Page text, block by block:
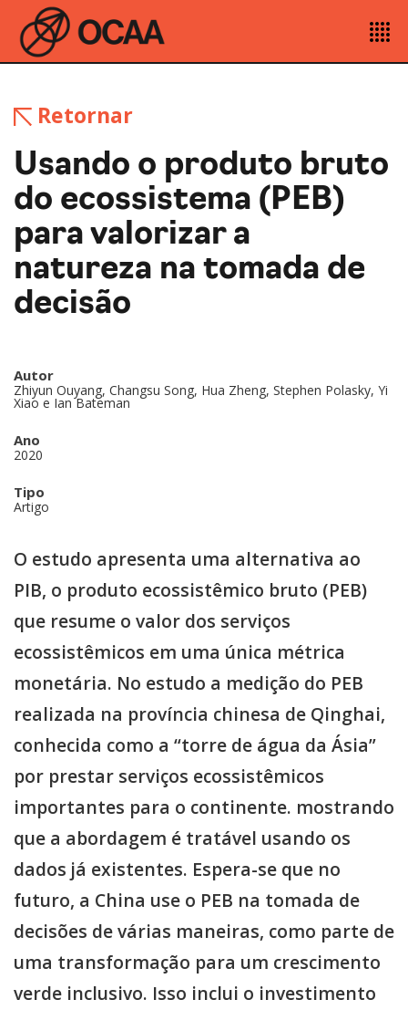
Retornar
Usando o produto bruto
do ecossistema (PEB)
para valorizar a
natureza na tomada de
decisão
Autor
Zhiyun Ouyang, Changsu Song, Hua Zheng, Stephen Polasky, Yi
Xiao e Ian Bateman
Ano
2020
Tipo
Artigo
O estudo apresenta uma alternativa ao
PIB, o produto ecossistêmico bruto (PEB)
que resume o valor dos serviços
ecossistêmicos em uma única métrica
monetária. No estudo a medição do PEB
realizada na província chinesa de Qinghai,
conhecida como a “torre de água da Ásia”
por prestar serviços ecossistêmicos
importantes para o continente. mostrando
que a abordagem é tratável usando os
dados já existentes. Espera-se que no
futuro, a China use o PEB na tomada de
decisões de várias maneiras, como parte de
uma transformação para um crescimento
verde inclusivo. Isso inclui o investimento